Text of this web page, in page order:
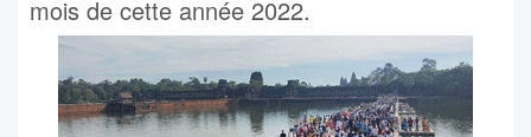
mois de cette année 2022.